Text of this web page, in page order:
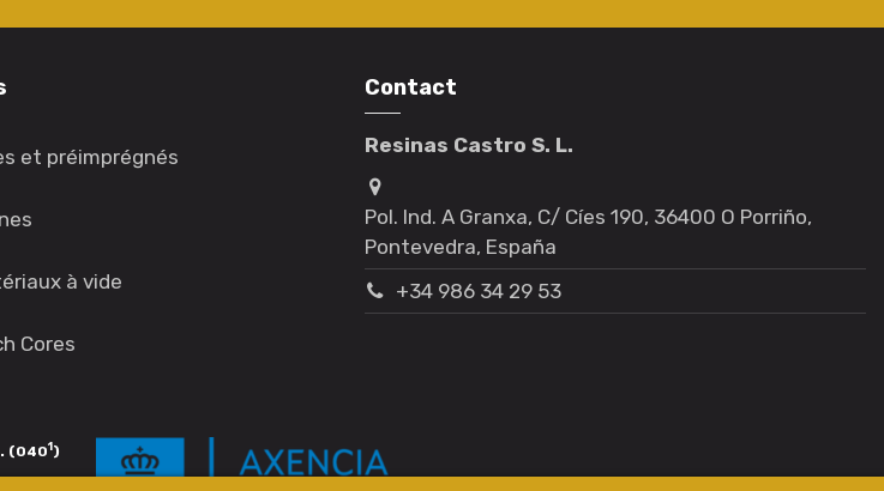
et préimprégnés
à vide
Cores
Contact
Resinas Castro S. L.
Pol. Ind. A Granxa, C/ Cíes 190, 36400 O Porriño,
Pontevedra, España
+34 986 34 29 53
(0401 )